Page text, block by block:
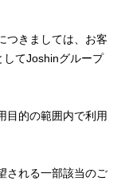
つきましては、お客
してJoshinグループ
目的の範囲内で利用
される一部該当のご